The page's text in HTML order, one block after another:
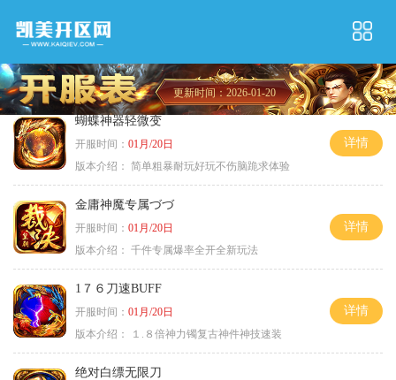
更新时间：2026-01-20
蝴蝶神器轻微变
开服时间： 01月/20日
版本介绍： 简单粗暴耐玩好玩不伤脑跪求体验
详情
金庸神魔专属づづ
开服时间： 01月/20日
版本介绍： 千件专属爆率全开全新玩法
详情
1７６刀速BUFF
开服时间： 01月/20日
版本介绍：
１.８倍神力镯复古神件神技速装
详情
绝对白缥无限刀